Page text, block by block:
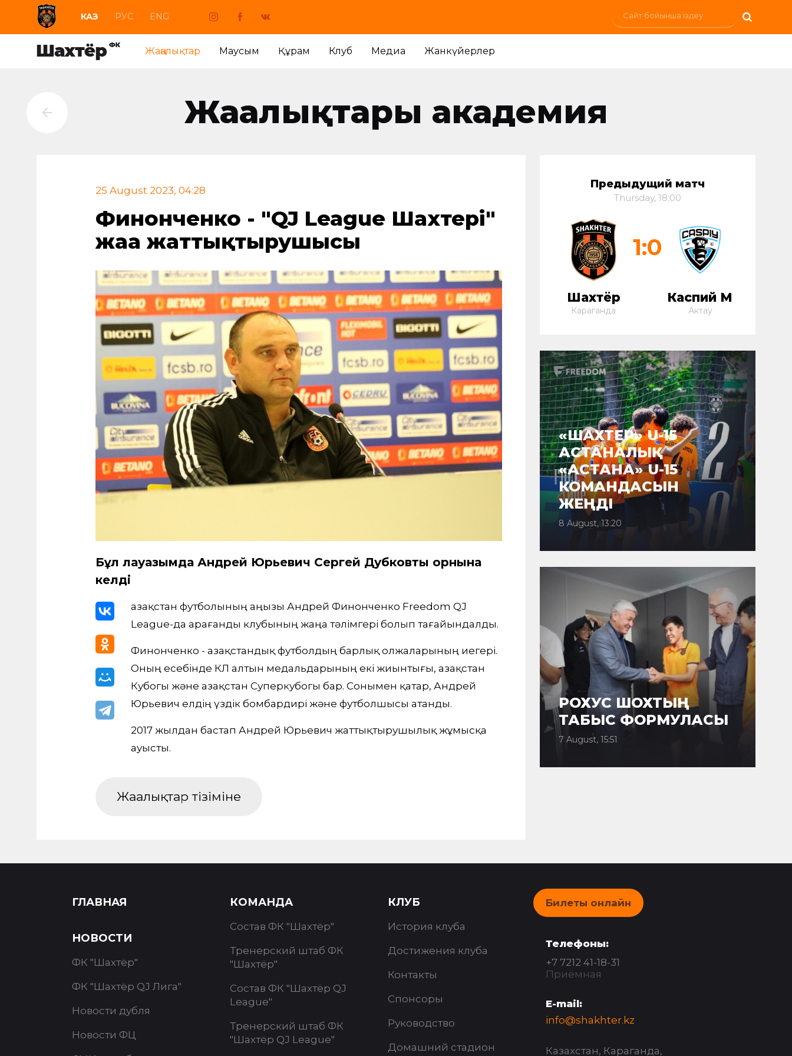
КАЗ РУС ENG
Жаңалықтар Маусым Құрам Клуб Медиа Жанкүйерлер
Жаңалықтары академия
25 August 2023, 04:28
Финонченко - "QJ League Шахтері"
жаңа жаттықтырушысы
Бұл лауазымда Андрей Юрьевич Сергей Дубковтың орнына
келді
Қазақстан футболының аңызы Андрей Финонченко Freedom QJ
League-да Қарағанды клубының жаңа тәлімгері болып тағайындалды.
Финонченко - Қазақстандық футболдың барлық олжаларының иегері.
Оның есебінде ҚКЛ алтын медальдарының екі жиынтығы, Қазақстан
Кубогы және Қазақстан Суперкубогы бар. Сонымен қатар, Андрей
Юрьевич елдің үздік бомбардирі және футболшысы атанды.
2017 жылдан бастап Андрей Юрьевич жаттықтырушылық жұмысқа
ауысты.
Жаңалықтар тізіміне
Предыдущий матч
Thursday, 18:00
Шахтёр
Караганда
1:0
Каспий М
Актау
«ШАХТЕР» U-15
АСТАНАЛЫҚ
«АСТАНА» U-15
КОМАНДАСЫН
ЖЕҢДІ
8 August, 13:20
РОХУС ШОХТЫҢ
ТАБЫС ФОРМУЛАСЫ
7 August, 15:51
ГЛАВНАЯ
НОВОСТИ
ФК "Шахтёр"
ФК "Шахтёр QJ Лига"
Новости дубля
Новости ФЦ
КОМАНДА
Состав ФК "Шахтёр"
Тренерский штаб ФК
"Шахтёр"
Состав ФК "Шахтёр QJ
League"
Тренерский штаб ФК
"Шахтёр QJ League"
КЛУБ
История клуба
Достижения клуба
Контакты
Спонсоры
Руководство
Домашний стадион
Билеты онлайн
Телефоны:
+7 7212 41-18-31
Приёмная
E-mail:
info@shakhter.kz
Казахстан, Караганда,